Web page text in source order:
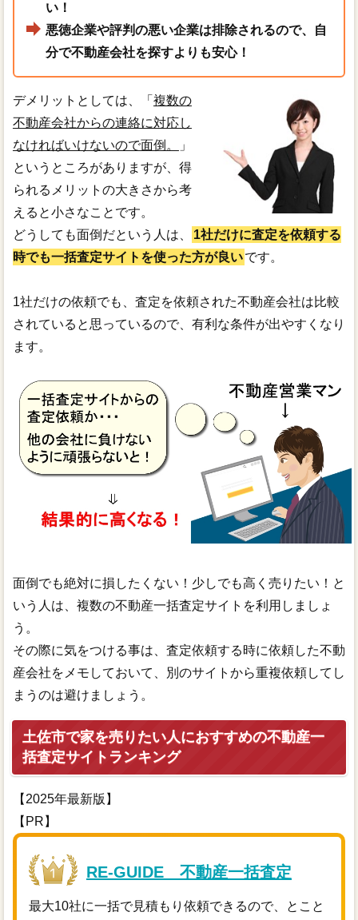
い！
悪徳企業や評判の悪い企業は排除されるので、自
分で不動産会社を探すよりも安心！
デメリットとしては、「 複数の
不動産会社からの連絡に対応し
なければいけないので面倒。
」
というところがありますが、得
られるメリットの大きさから考
えると小さなことです。
どうしても面倒だという人は、
1社だけに査定を依頼する
時でも一括査定サイトを使った方が良いです。
1社だけの依頼でも、査定を依頼された不動産会社は比較
されていると思っているので、有利な条件が出やすくなり
ます。
面倒でも絶対に損したくない！少しでも高く売りたい！と
いう人は、複数の不動産一括査定サイトを利用しましょ
う。
その際に気をつける事は、査定依頼する時に依頼した不動
産会社をメモしておいて、別のサイトから重複依頼してし
まうのは避けましょう。
土佐市で家を売りたい人におすすめの不動産一
括査定サイトランキング
【2025年最新版】
【PR】
RE-GUIDE 不動産一括査定
最大10社に一括で見積もり依頼できるので、とこと